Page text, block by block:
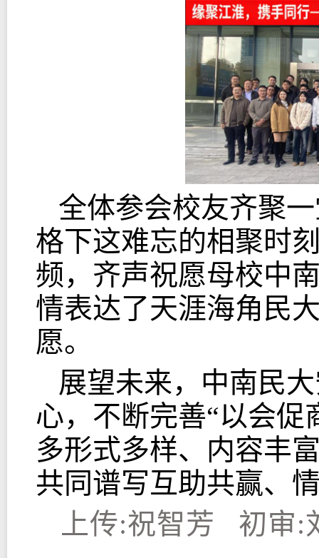
全体参会校友齐聚
格下这难忘的相聚时
频，齐声祝愿母校中
情表达了天涯海角民
愿。
展望未来，中南民
心，不断完善“以会促
多形式多样、内容丰
共同谱写互助共赢、
上传:祝智芳 初审